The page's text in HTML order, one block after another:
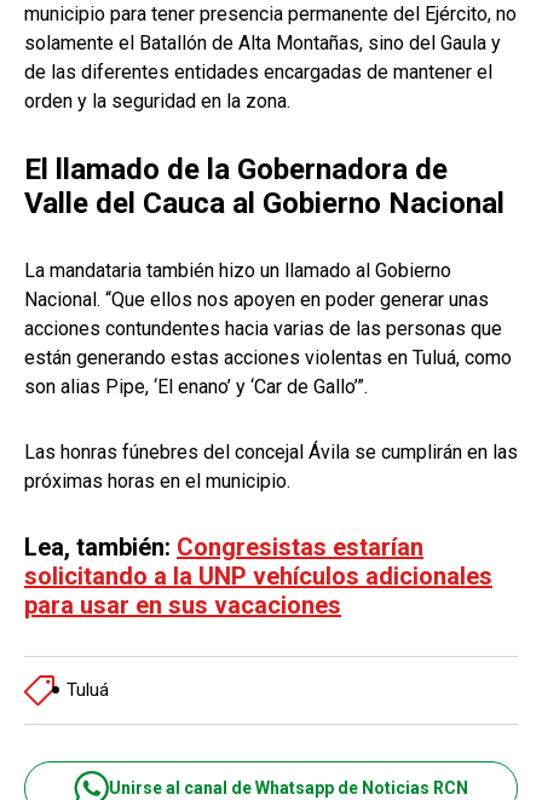
municipio para tener presencia permanente del Ejército, no
solamente el Batallón de Alta Montañas, sino del Gaula y
de las diferentes entidades encargadas de mantener el
orden y la seguridad en la zona.
El llamado de la Gobernadora de
Valle del Cauca al Gobierno Nacional
La mandataria también hizo un llamado al Gobierno
Nacional. “Que ellos nos apoyen en poder generar unas
acciones contundentes hacia varias de las personas que
están generando estas acciones violentas en Tuluá, como
son alias Pipe, ‘El enano’ y ‘Car de Gallo’”.
Las honras fúnebres del concejal Ávila se cumplirán en las
próximas horas en el municipio.
Lea, también: Congresistas estarían
solicitando a la UNP vehículos adicionales
para usar en sus vacaciones
Tuluá
Unirse al canal de Whatsapp de Noticias RCN